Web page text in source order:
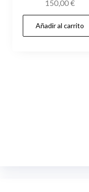
150,00€
Añadir al carrito